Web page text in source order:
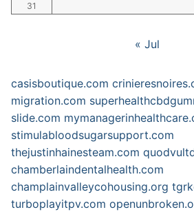
31
« Jul
casisboutique.com
migration.com
slide.com
stimulabloodsugarsupport.com
thejustinhainesteam.com
chamberlaindentalhealth.com
champlainvalleycohousing.org
turboplayitpv.com